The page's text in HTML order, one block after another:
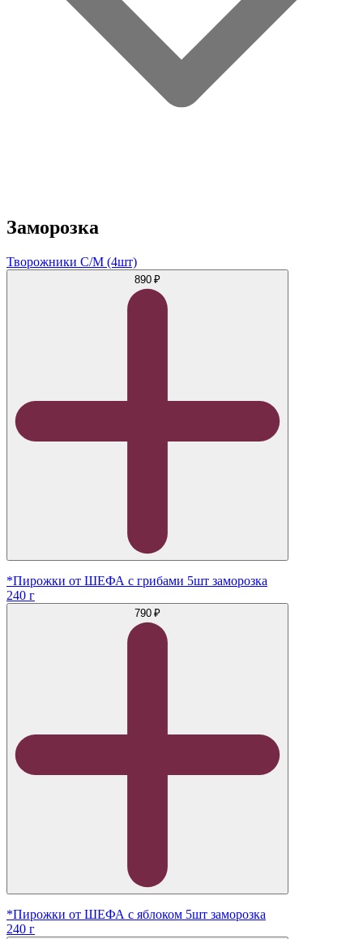
Заморозка
Творожники С/М (4шт)
890 ₽
*Пирожки от ШЕФА с грибами 5шт заморозка
240 г
790 ₽
*Пирожки от ШЕФА с яблоком 5шт заморозка
240 г